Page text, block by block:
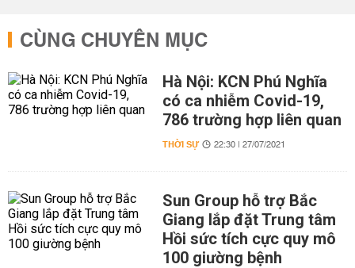
CÙNG CHUYÊN MỤC
Hà Nội: KCN Phú Nghĩa
có ca nhiễm Covid-19,
786 trường hợp liên quan
THỜI SỰ 22:30 | 27/07/2021
Sun Group hỗ trợ Bắc
Giang lắp đặt Trung tâm
Hồi sức tích cực quy mô
100 giường bệnh